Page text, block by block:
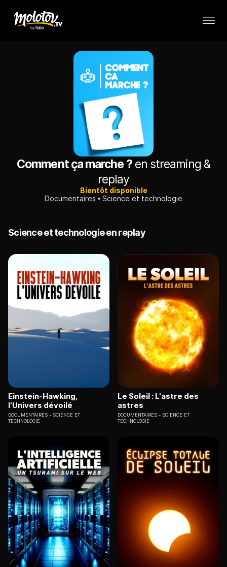
Comment ça marche ?en streaming &
replay
Bientôt disponible
Documentaires
Science et technologie
Science et technologie en replay
Einstein-Hawking,
l'Univers dévoilé
DOCUMENTAIRES
SCIENCE ET
TECHNOLOGIE
Le Soleil : L'astre des
astres
DOCUMENTAIRES
SCIENCE ET
TECHNOLOGIE